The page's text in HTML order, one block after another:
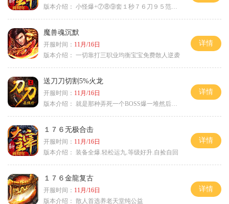
版本介绍： 小怪爆+⑦⑧⑨套１秒７６刀９５范围捡
魔兽魂沉默
开服时间： 11月/16日
版本介绍： 一切靠打三职业均衡宝宝免费散人逆袭
详情
送刀刀切割5%火龙
开服时间： 11月/16日
版本介绍： 就是那种弄死一个BOSS爆一堆然后就起飞
详情
１７６无极合击
开服时间： 11月/16日
版本介绍： 装备全爆.轻松运九.等级好升.自捡自回
详情
１７６金龍复古
开服时间： 11月/16日
版本介绍： 散人首选养老天堂纯公益
详情